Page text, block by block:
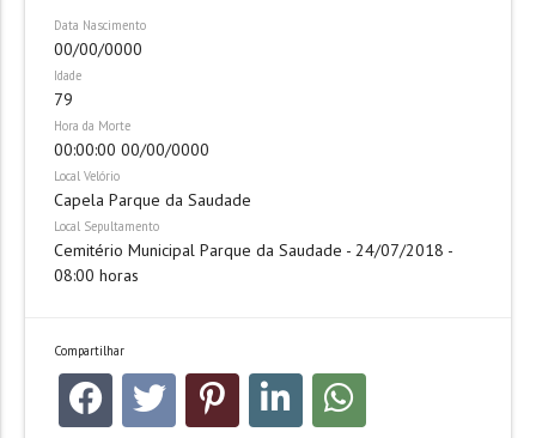
Data Nascimento
00/00/0000
Idade
79
Hora da Morte
00:00:00 00/00/0000
Local Velório
Capela Parque da Saudade
Local Sepultamento
Cemitério Municipal Parque da Saudade - 24/07/2018 -
08:00 horas
Compartilhar